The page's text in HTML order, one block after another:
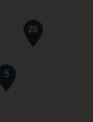
26
5